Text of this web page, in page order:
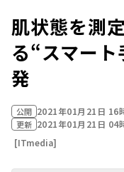
肌状態を測
る“スマー
発
公開 2021年01月21日 16
更新 2021年01月21日 04
[ITmedia]